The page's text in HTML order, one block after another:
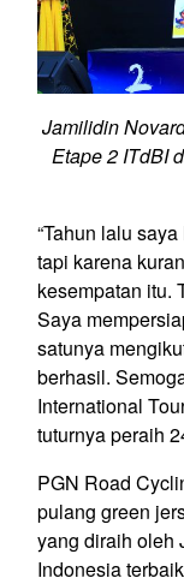
Jamilidin
Etape 2 ITdBI
“Tahun lalu
tapi karena
kesempatan itu.
Saya
satunya
berhasil.
International
tuturnya peraih
PGN Road
pulang green
yang diraih oleh
Indonesia